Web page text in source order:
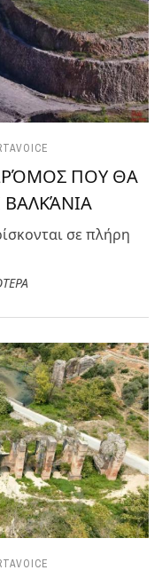
ΠΟΥ ΘΑ
ΒΑΛΚΆΝΙΑ
σε πλήρη